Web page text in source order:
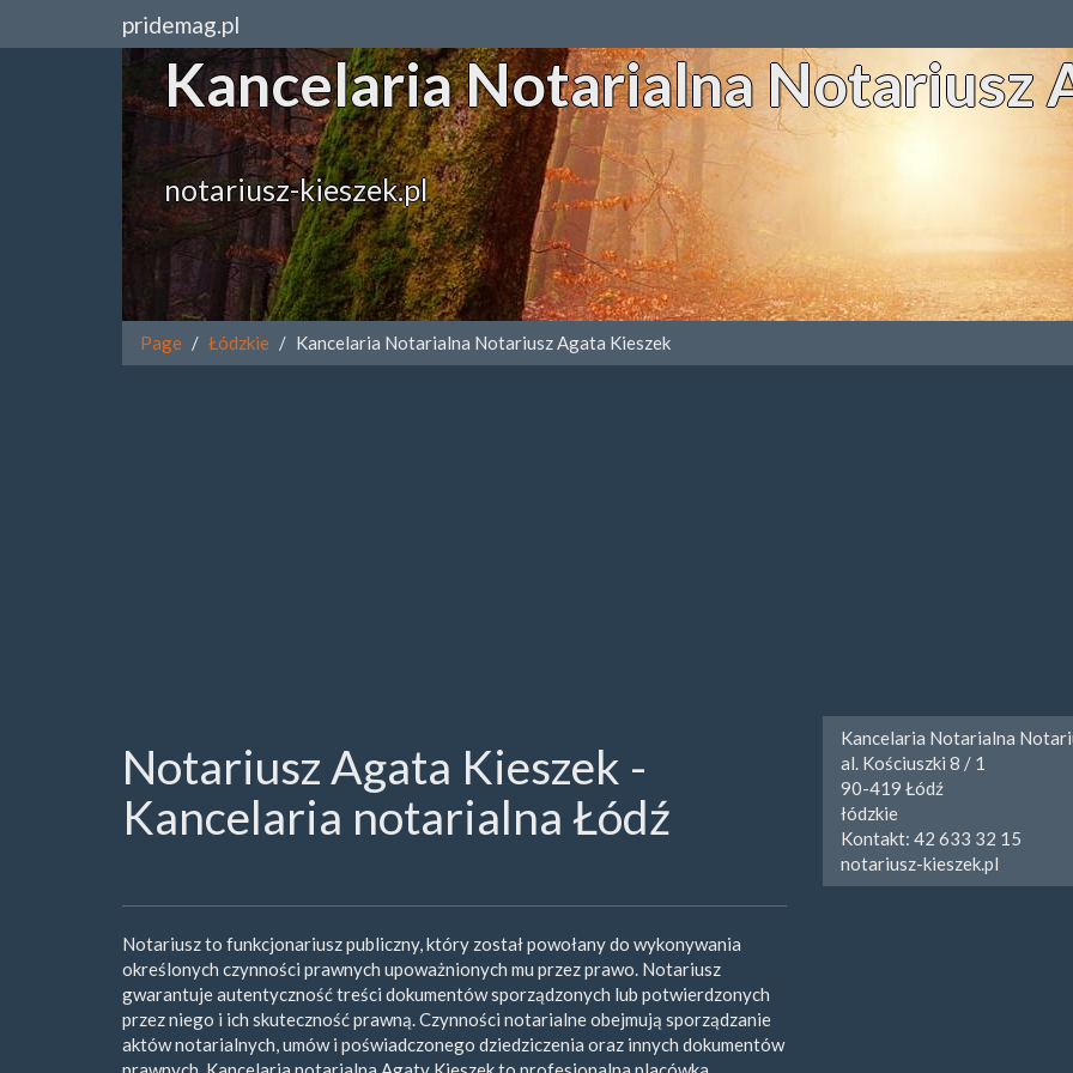
pridemag.pl
Kancelaria Notarialna Notariusz
notariusz-kieszek.pl
Page Łódzkie Kancelaria Notarialna Notariusz Agata Kieszek
Notariusz Agata Kieszek -
Kancelaria notarialna Łódź
Notariusz to funkcjonariusz publiczny, który został powołany do wykonywania
określonych czynności prawnych upoważnionych mu przez prawo. Notariusz
gwarantuje autentyczność treści dokumentów sporządzonych lub potwierdzonych
przez niego i ich skuteczność prawną. Czynności notarialne obejmują sporządzanie
aktów notarialnych, umów i poświadczonego dziedziczenia oraz innych dokumentów
Kancelaria Notarialna
al. Kościuszki 8 / 1
90-419 Łódź
łódzkie
Kontakt: 42 633 32 15
notariusz-kieszek.pl